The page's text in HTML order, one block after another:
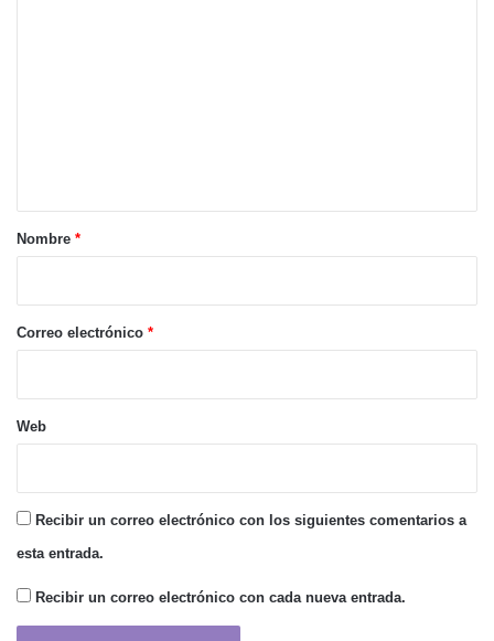
r
*
Nombre *
Correo electrónico *
Web
Recibir un correo electrónico con los siguientes comentarios a
esta entrada.
Recibir un correo electrónico con cada nueva entrada.